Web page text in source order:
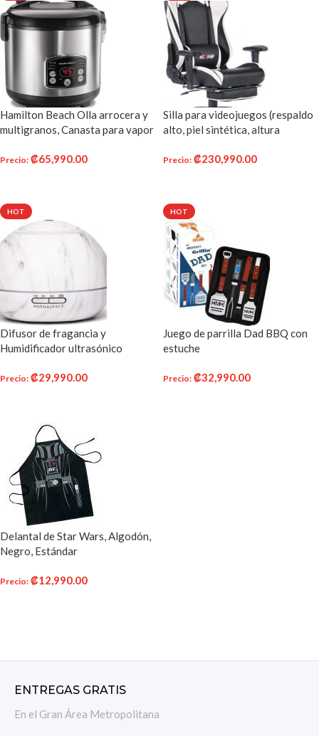
Hamilton Beach Olla arrocera y
multigranos, Canasta para vapor
Precio: ₡65,990.00
Silla para videojuegos (respaldo
alto, piel sintética, altura
reposapiés)
Precio: ₡230,990.00
HOT
Difusor de fragancia y
Humidificador ultrasónico
Precio: ₡29,990.00
HOT
Juego de parrilla Dad BBQ con
estuche
Precio: ₡32,990.00
Delantal de Star Wars, Algodón,
Negro, Estándar
Precio: ₡12,990.00
ENTREGAS GRATIS
En el Gran Área Metropolitana